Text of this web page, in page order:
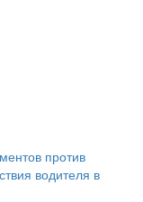
против
водителя в